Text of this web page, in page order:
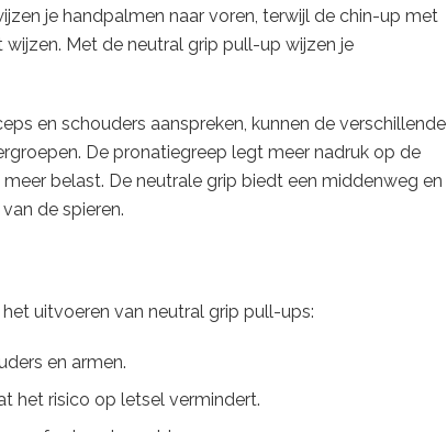
je handpalmen naar voren, terwijl de chin-up met
Met de neutral grip pull-up wijzen je
en schouders aanspreken, kunnen de verschillende
De pronatiegreep legt meer nadruk op de
belast. De neutrale grip biedt een middenweg en
de spieren.
uitvoeren van neutral grip pull-ups:
en armen.
het risico op letsel vermindert.